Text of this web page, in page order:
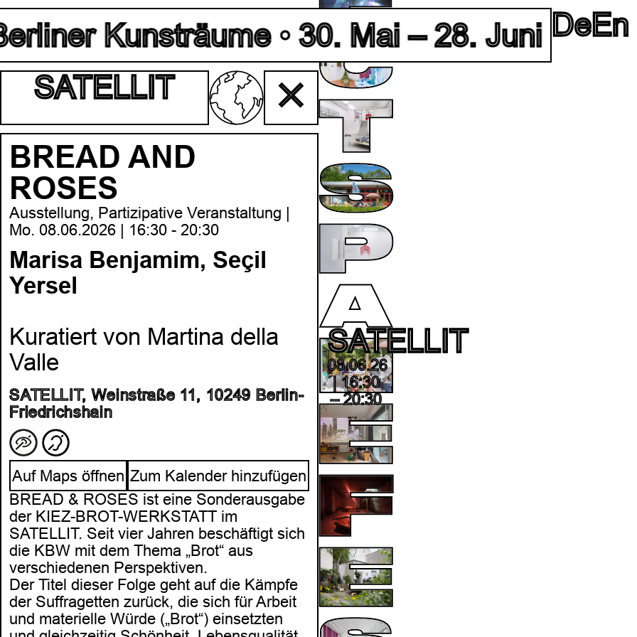
Kunsträume • 30. Mai – 28. Juni 2026
DeEn
SATELLIT
✕
BREAD AND
ROSES
Ausstellung, Partizipative Veranstaltung |
Mo. 08.06.2026 | 16:30 - 20:30
Marisa Benjamim, Seçil
Yersel
Kuratiert von Martina della
Valle
SATELLIT, Weinstraße 11, 10249 Berlin-
Friedrichshain
Auf Maps öffnen Zum Kalender hinzufügen
BREAD & ROSES ist eine Sonderausgabe
der KIEZ-BROT-WERKSTATT im
SATELLIT. Seit vier Jahren beschäftigt sich
die KBW mit dem Thema „Brot“ aus
verschiedenen Perspektiven.
Der Titel dieser Folge geht auf die Kämpfe
der Suffragetten zurück, die sich für Arbeit
und materielle Würde („Brot“) einsetzten
SATELLIT
08.06.26
| 16:30
– 20:30